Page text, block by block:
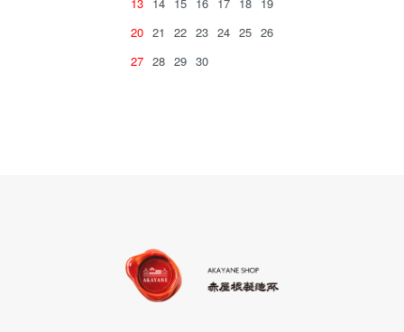
20 21 22 23 24 25 26
27 28 29 30